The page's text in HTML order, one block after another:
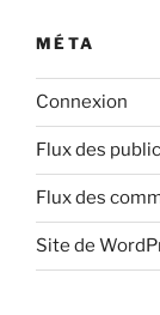
MÉTA
Connexion
Flux des
Flux des
Site de